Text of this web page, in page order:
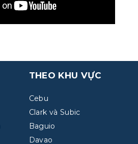
THEO KHU VỰC
Cebu
Clark và Subic
Baguio
Davao